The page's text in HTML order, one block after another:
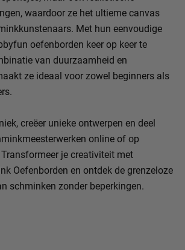
waardoor ze het ultieme canvas
Met hun eenvoudige
oefenborden keer op keer te
van duurzaamheid en
ze ideaal voor zowel beginners als
creëer unieke ontwerpen en deel
online of op
je creativiteit met
Oefenborden en ontdek de grenzeloze
schminken zonder beperkingen.